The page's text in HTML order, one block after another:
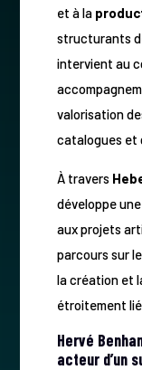
et à la
structurants
intervient au
valorisation
catalogues et
À travers
développe
aux projets
parcours sur
la création et
étroitement
Hervé
acteur d’un